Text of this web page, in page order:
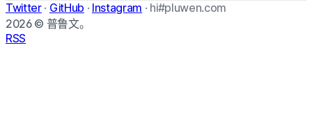
Twitter · GitHub · Instagram · hi#pluwen.com
2026© 普鲁文。
RSS